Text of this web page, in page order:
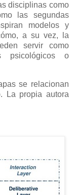
disciplinas como
las segundas
modelos y
a su vez, la
servir como
psicológicos o
se relacionan
La propia autora